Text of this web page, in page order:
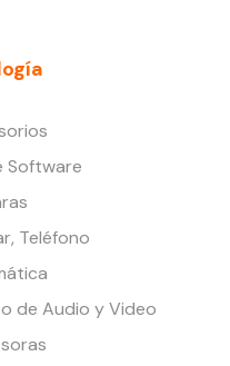
Software
Teléfono
de Audio y Video